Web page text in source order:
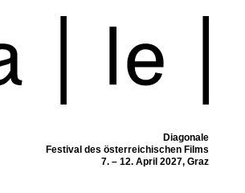
Diagonale
Festival des österreichischen Films
7. – 12. April 2027, Graz